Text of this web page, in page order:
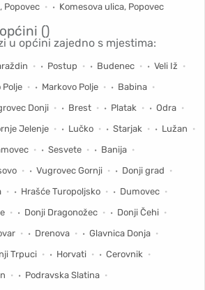
Popovec
Komesova ulica, Popovec
()
u općini zajedno s mjestima:
Postup Budenec
Veli Iž
Polje Markovo Polje
Babina
Donji Brest Platak
Odra
Jelenje Lučko Starjak
Lužan
Sesvete
Banija
Vugrovec Gornji
Donji grad
Hrašće Turopoljsko
Dumovec
Donji Dragonožec
Donji Čehi
Drenova
Glavnica Donja
Trpuci Horvati
Cerovnik
Podravska Slatina